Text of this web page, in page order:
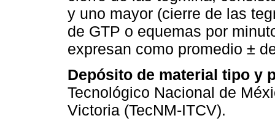
y uno mayor (cierre de las
de GTP o equemas por
expresan como promedio ±
Depósito de material tipo y
Tecnológico Nacional de
Victoria (TecNM-ITCV).